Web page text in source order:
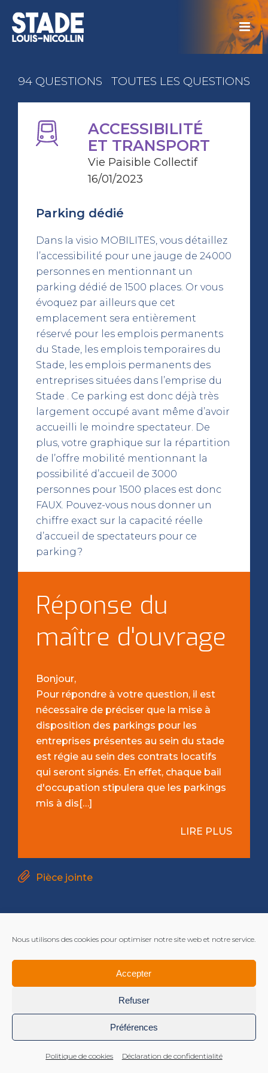
Nous utilisons des cookies pour optimiser notre site web et notre service.
Accepter
Refuser
Préférences
Politique de cookies Déclaration de confidentialité
94 QUESTIONS TOUTES LES QUESTIONS
ACCESSIBILITÉ
ET TRANSPORT
Vie Paisible Collectif
16/01/2023
Parking dédié
Dans la visio MOBILITES, vous détaillez
l’accessibilité pour une jauge de 24000
personnes en mentionnant un
parking dédié de 1500 places. Or vous
évoquez par ailleurs que cet
emplacement sera entièrement
réservé pour les emplois permanents
du Stade, les emplois temporaires du
Stade, les emplois permanents des
entreprises situées dans l’emprise du
Stade . Ce parking est donc déjà très
largement occupé avant même d’avoir
accueilli le moindre spectateur. De
plus, votre graphique sur la répartition
de l’offre mobilité mentionnant la
possibilité d’accueil de 3000
personnes pour 1500 places est donc
FAUX. Pouvez-vous nous donner un
chiffre exact sur la capacité réelle
d’accueil de spectateurs pour ce
parking?
Réponse du
maître d'ouvrage
Bonjour,
Pour répondre à votre question, il est
nécessaire de préciser que la mise à
disposition des parkings pour les
entreprises présentes au sein du stade
est régie au sein des contrats locatifs
qui seront signés. En effet, chaque bail
d'occupation stipulera que les parkings
mis à dis[…]
LIRE PLUS
Pièce jointe
Mentions légales